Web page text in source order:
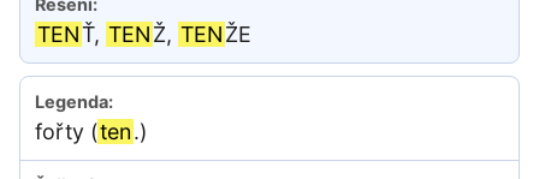
TENŤ, TENŽ, TENŽE
fořty (ten.)